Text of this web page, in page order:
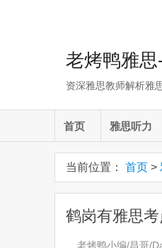
老烤鸭雅
资深雅思教师解析雅
首页 雅思听力
当前位置： 首页 >
鹤岗有雅思考
老烤鸭小编/昌哥/